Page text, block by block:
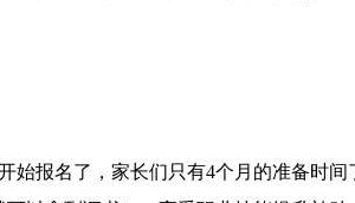
始报名了，家长们只有4个月的准备时